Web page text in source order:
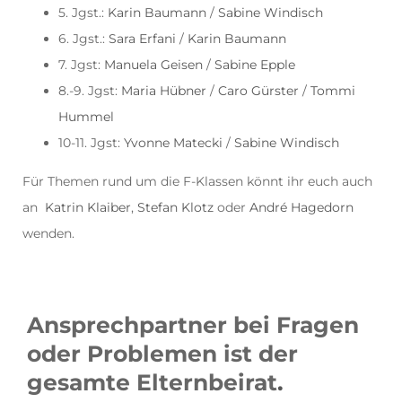
5. Jgst.: Karin Baumann / Sabine Windisch
6. Jgst.: Sara Erfani / Karin Baumann
7. Jgst: Manuela Geisen / Sabine Epple
8.-9. Jgst: Maria Hübner / Caro Gürster / Tommi
Hummel
10-11. Jgst: Yvonne Matecki / Sabine Windisch
Für Themen rund um die F-Klassen könnt ihr euch auch
an Katrin Klaiber, Stefan Klotz oder André Hagedorn
wenden.
Ansprechpartner bei Fragen
oder Problemen ist der
gesamte Elternbeirat.